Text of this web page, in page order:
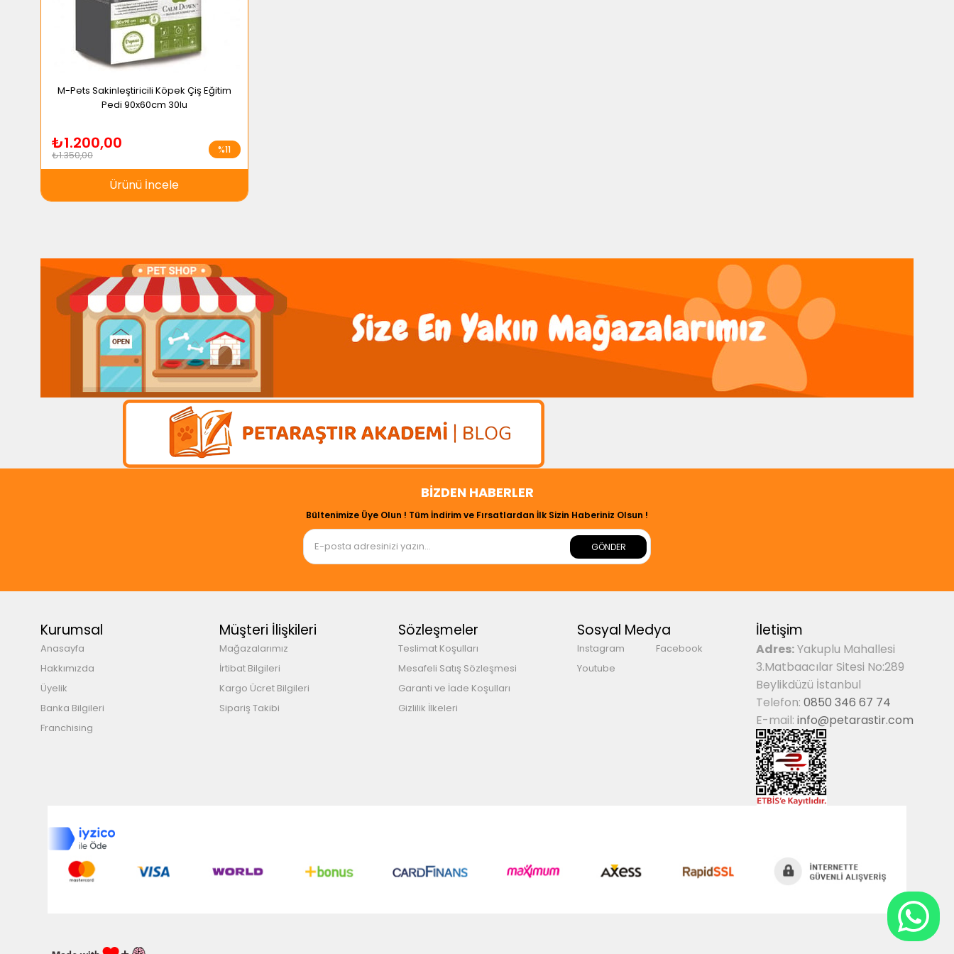
M-Pets Sakinleştiricili Köpek Çiş Eğitim
Pedi 90x60cm 30lu
₺1.200,00
₺1.350,00
Ürünü İncele
%11
BIZDEN HABERLER
Bültenimize Üye Olun ! Tüm İndirim ve Fırsatlardan İlk Sizin Haberiniz Olsun !
GÖNDER
Kurumsal
Anasayfa
Hakkımızda
Üyelik
Banka Bilgileri
Franchising
Müşteri İlişkileri
Mağazalarımız
İrtibat Bilgileri
Kargo Ücret Bilgileri
Sipariş Takibi
Sözleşmeler
Teslimat Koşulları
Mesafeli Satış Sözleşmesi
Garanti ve İade Koşulları
Gizlilik İlkeleri
Sosyal Medya
Instagram
Facebook
Youtube
İletişim
Adres:Yakuplu Mahallesi
3.Matbaacılar Sitesi No:289
Beylikdüzü İstanbul
Telefon: 0850 346 67 74
E-mail: info@petarastir.com